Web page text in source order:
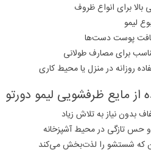
برای انواع ظروف
لیمو
پوست دست‌ها
روزانه در منزل یا محیط کاری
از مایع ظرفشویی لیمو دورتو
بدون نیاز به تلاش زیاد
حس تازگی در محیط آشپزخانه
که شستشو را لذت‌بخش می‌کند